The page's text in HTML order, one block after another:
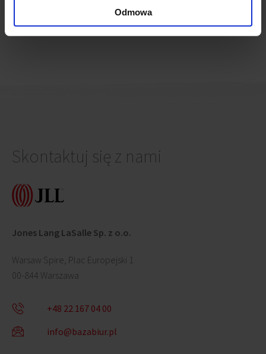
Odmowa
Nowe biurowce przy Prostej(14 listopada 2018)
Skontaktuj się z nami
Jones Lang LaSalle Sp. z o.o.
Warsaw Spire, Plac Europejski 1
00-844 Warszawa
+48 22 167 04 00
info@bazabiur.pl